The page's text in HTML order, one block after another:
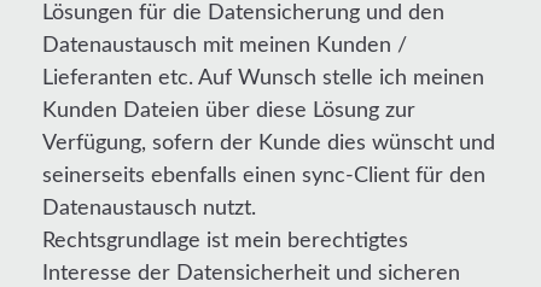
Lösungen für die Datensicherung und den
Datenaustausch mit meinen Kunden /
Lieferanten etc. Auf Wunsch stelle ich meinen
Kunden Dateien über diese Lösung zur
Verfügung, sofern der Kunde dies wünscht und
seinerseits ebenfalls einen sync-Client für den
Datenaustausch nutzt.
Rechtsgrundlage ist mein berechtigtes
Interesse der Datensicherheit und sicheren